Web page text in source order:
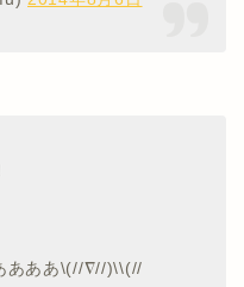
あああ\(//∇//)\\(//